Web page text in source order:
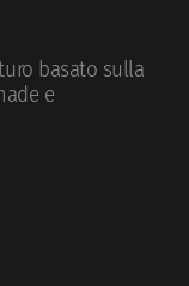
basato sulla
e